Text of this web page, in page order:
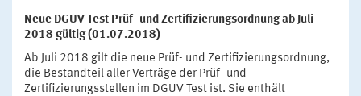
Neue DGUV Test Prüf- und Zertifizierungsordnung ab Juli
2018 gültig (01.07.2018)
Ab Juli 2018 gilt die neue Prüf- und Zertifizierungsordnung,
die Bestandteil aller Verträge der Prüf- und
Zertifizierungsstellen im DGUV Test ist. Sie enthält